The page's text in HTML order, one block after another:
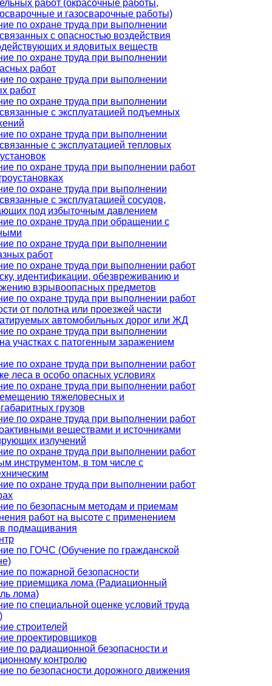
работ (окрасочные работы,
и газосварочные работы)
по охране труда при выполнении
с опасностью воздействия
и ядовитых веществ
по охране труда при выполнении
работ
по охране труда при выполнении
работ
по охране труда при выполнении
с эксплуатацией подъемных
по охране труда при выполнении
с эксплуатацией тепловых
по охране труда при выполнении работ
по охране труда при выполнении
с эксплуатацией сосудов,
под избыточным давлением
по охране труда при обращении с
по охране труда при выполнении
работ
по охране труда при выполнении работ
идентификации, обезвреживанию и
взрывоопасных предметов
по охране труда при выполнении работ
от полотна или проезжей части
автомобильных дорог или ЖД
по охране труда при выполнении
участках с патогенным заражением
по охране труда при выполнении работ
леса в особо опасных условиях
по охране труда при выполнении работ
тяжеловесных и
грузов
по охране труда при выполнении работ
веществами и источниками
излучений
по охране труда при выполнении работ
инструментом, в том числе с
по охране труда при выполнении работ
по безопасным методам и приемам
работ на высоте с применением
подмащивания
по ГОЧС (Обучение по гражданской
по пожарной безопасности
приемщика лома (Радиационный
лома)
по специальной оценке условий труда
строителей
проектировщиков
по радиационной безопасности и
контролю
по безопасности дорожного движения